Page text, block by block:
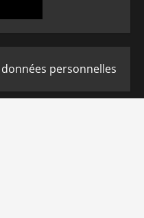
personnelles